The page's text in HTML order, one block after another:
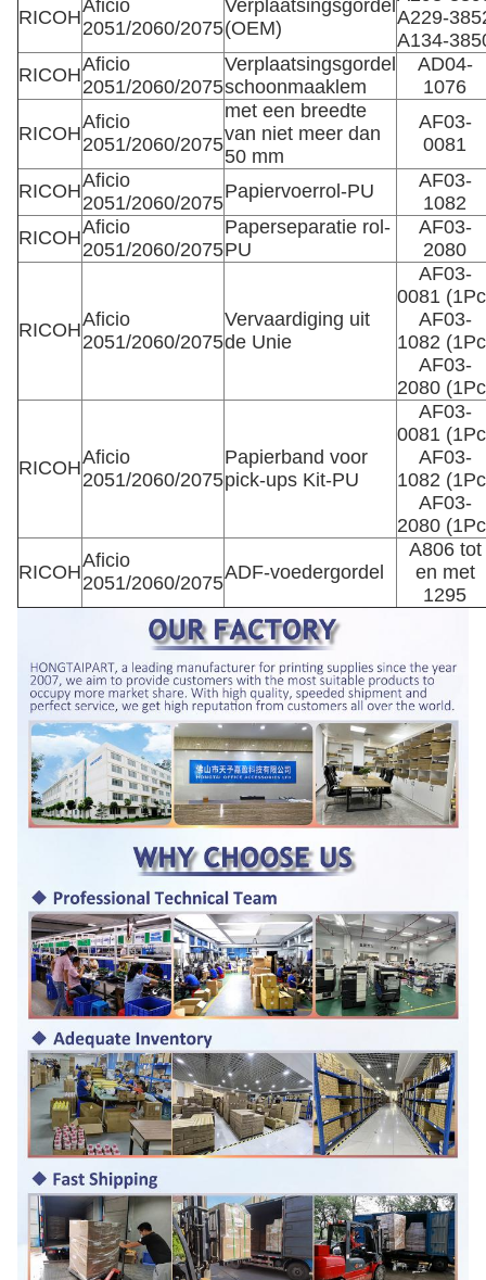
RICOH
Aficio
2051/2060/2075
Verplaatsingsgordel
(OEM)
A229-
A134-
RICOHAficio
2051/2060/2075
Verplaatsingsgordel
schoonmaaklem
AD04-
1076
RICOH
Aficio
2051/2060/2075
met een breedte
van niet meer dan
50 mm
AF03-
0081
RICOHAficio
2051/2060/2075
Papiervoerrol-PU
AF03-
1082
RICOHAficio
2051/2060/2075
Paperseparatie rol-
PU
AF03-
2080
RICOHAficio
2051/2060/2075
Vervaardiging uit
de Unie
AF03-
0081
AF03-
1082
AF03-
2080
RICOHAficio
2051/2060/2075
Papierband voor
pick-ups Kit-PU
AF03-
0081
AF03-
1082
AF03-
2080
RICOH
Aficio
2051/2060/2075ADF-voedergordel
A806 tot
en met
1295